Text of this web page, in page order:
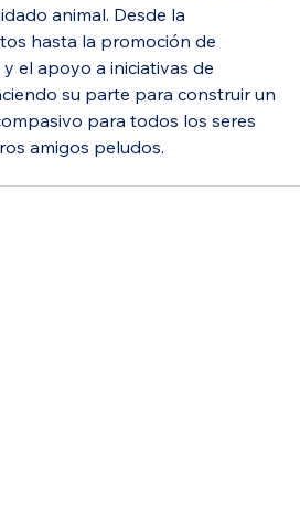
animal. Desde la
hasta la promoción de
el apoyo a iniciativas de
su parte para construir un
para todos los seres
amigos peludos.